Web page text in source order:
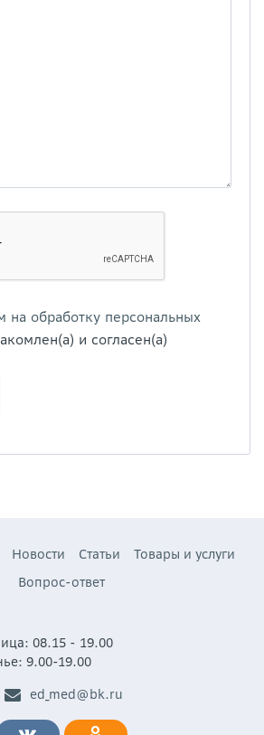
на обработку персональных
и согласен(а)
Новости Статьи
Товары и услуги
Вопрос-ответ
08.15 - 19.00
9.00-19.00
ed_med@bk.ru